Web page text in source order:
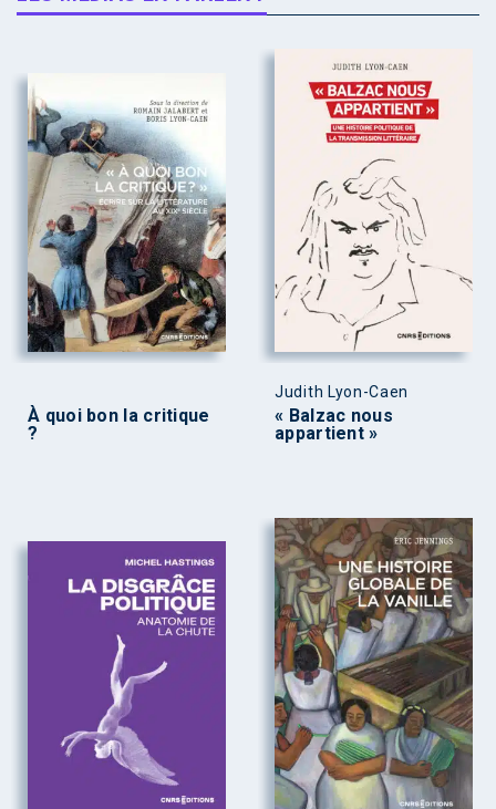
À quoi bon la critique
?
Judith Lyon-Caen
« Balzac nous
appartient »